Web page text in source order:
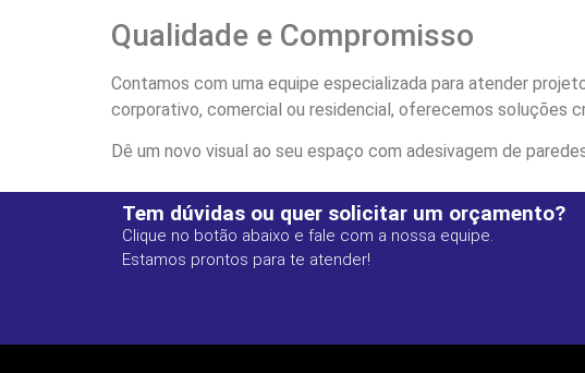
Qualidade e Compromisso
Contamos com uma equipe especializada para atender
corporativo, comercial ou residencial, oferecemos soluções
Dê um novo visual ao seu espaço com adesivagem de
Tem dúvidas ou quer solicitar um orçamento?
Clique no botão abaixo e fale com a nossa equipe.
Estamos prontos para te atender!